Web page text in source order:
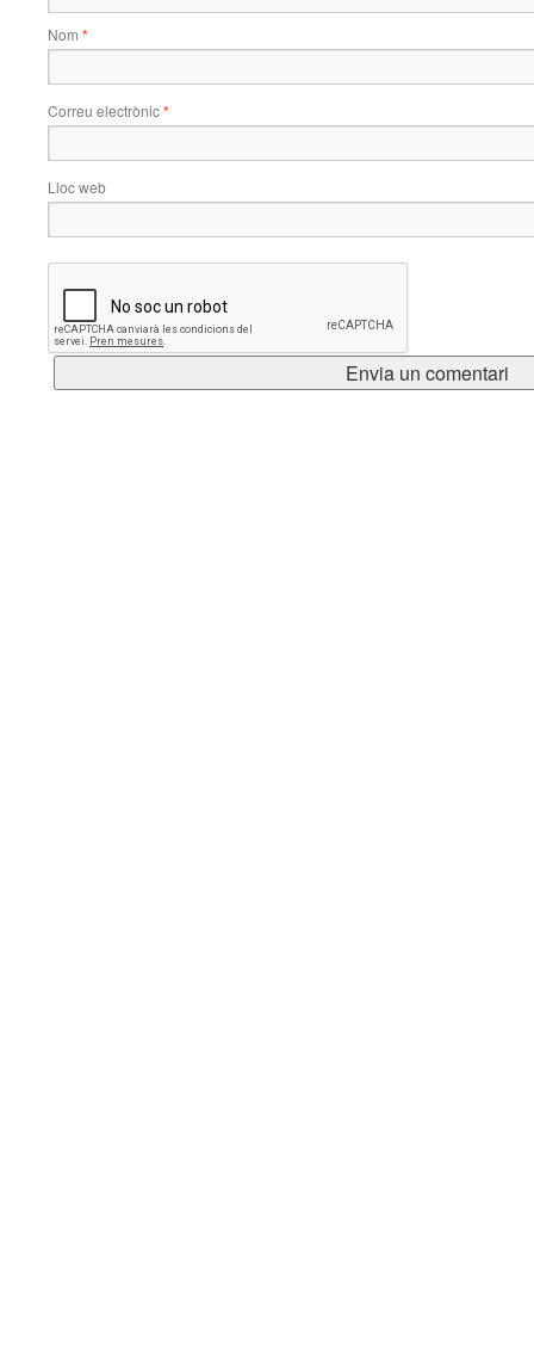
Nom *
Correu electrònic*
Lloc web